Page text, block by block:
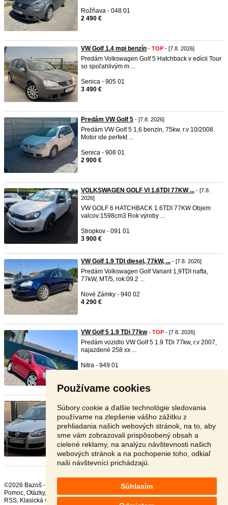
Používame cookies
Súbory cookie a ďalšie technológie sledovania
používame na zlepšenie vášho zážitku z
prehliadania našich webových stránok, na to, aby
sme vám zobrazovali prispôsobený obsah a
cielené reklamy, na analýzu návštevnosti našich
webových stránok a na pochopenie toho, odkiaľ
naši návštevníci prichádzajú.
Súhlasím
Rožňava - 048 01
2 490 €
VW Golf 1.4 mpi benzín - TOP - [7.8. 2026]
Predám Volkswagen Golf 5 Hatchback v edícii Tour
so spoľahlivým m ...
Senica - 905 01
3 490 €
Predám VW Golf 5 - [7.8. 2026]
Predám VW Golf 5 1,6 benzin, 75kw. r.v 10/2008.
Motor ide perfekt ...
Senica - 908 01
2 900 €
VOLKSWAGEN GOLF VI 1.6TDI 77KW ... - [7.8.
2026]
VW GOLF 6 HATCHBACK 1.6TDI 77KW Objem
valcov:1598cm3 Rok výroby ...
Stropkov - 091 01
3 900 €
VW Golf 1.9 TDI diesel, 77kW, ... - [7.8. 2026]
Predám Volkswagen Golf Variant 1,9TDI nafta,
77kW, MT/5, rok:09.2 ...
Nové Zámky - 940 02
4 290 €
VW Golf 5 1.9 TDi 77kw- TOP - [7.8. 2026]
Predám vozidlo VW Golf 5 1.9 TDi 77kw, r.v 2007,
najazdené 258 xx ...
Nitra - 949 01
Je to 1.9 TDI 77Kw Sú tam výmenene rozvodí olej
atd. Auto j ...
Sobrance - 072 55
3 000 €
©2026 Bazoš -
Inzercia, bazár Volkswagen
Pomoc, Otázky, Hodnotenie
RSS,